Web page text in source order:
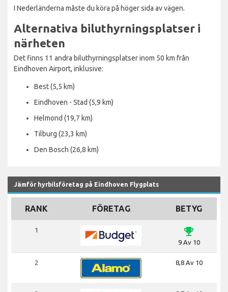
I Nederländerna måste du köra på höger sida av vägen.
Alternativa biluthyrningsplatser i
närheten
Det finns 11 andra biluthyrningsplatser inom 50 km från
Eindhoven Airport, inklusive:
Best (5,5 km)
Eindhoven - Stad (5,9 km)
Helmond (19,7 km)
Tilburg (23,3 km)
Den Bosch (26,8 km)
Jämför hyrbilsföretag på Eindhoven Flygplats
RANK FÖRETAG BETYG
1 emoji_events
9 Av 10
2 8,8 Av 10